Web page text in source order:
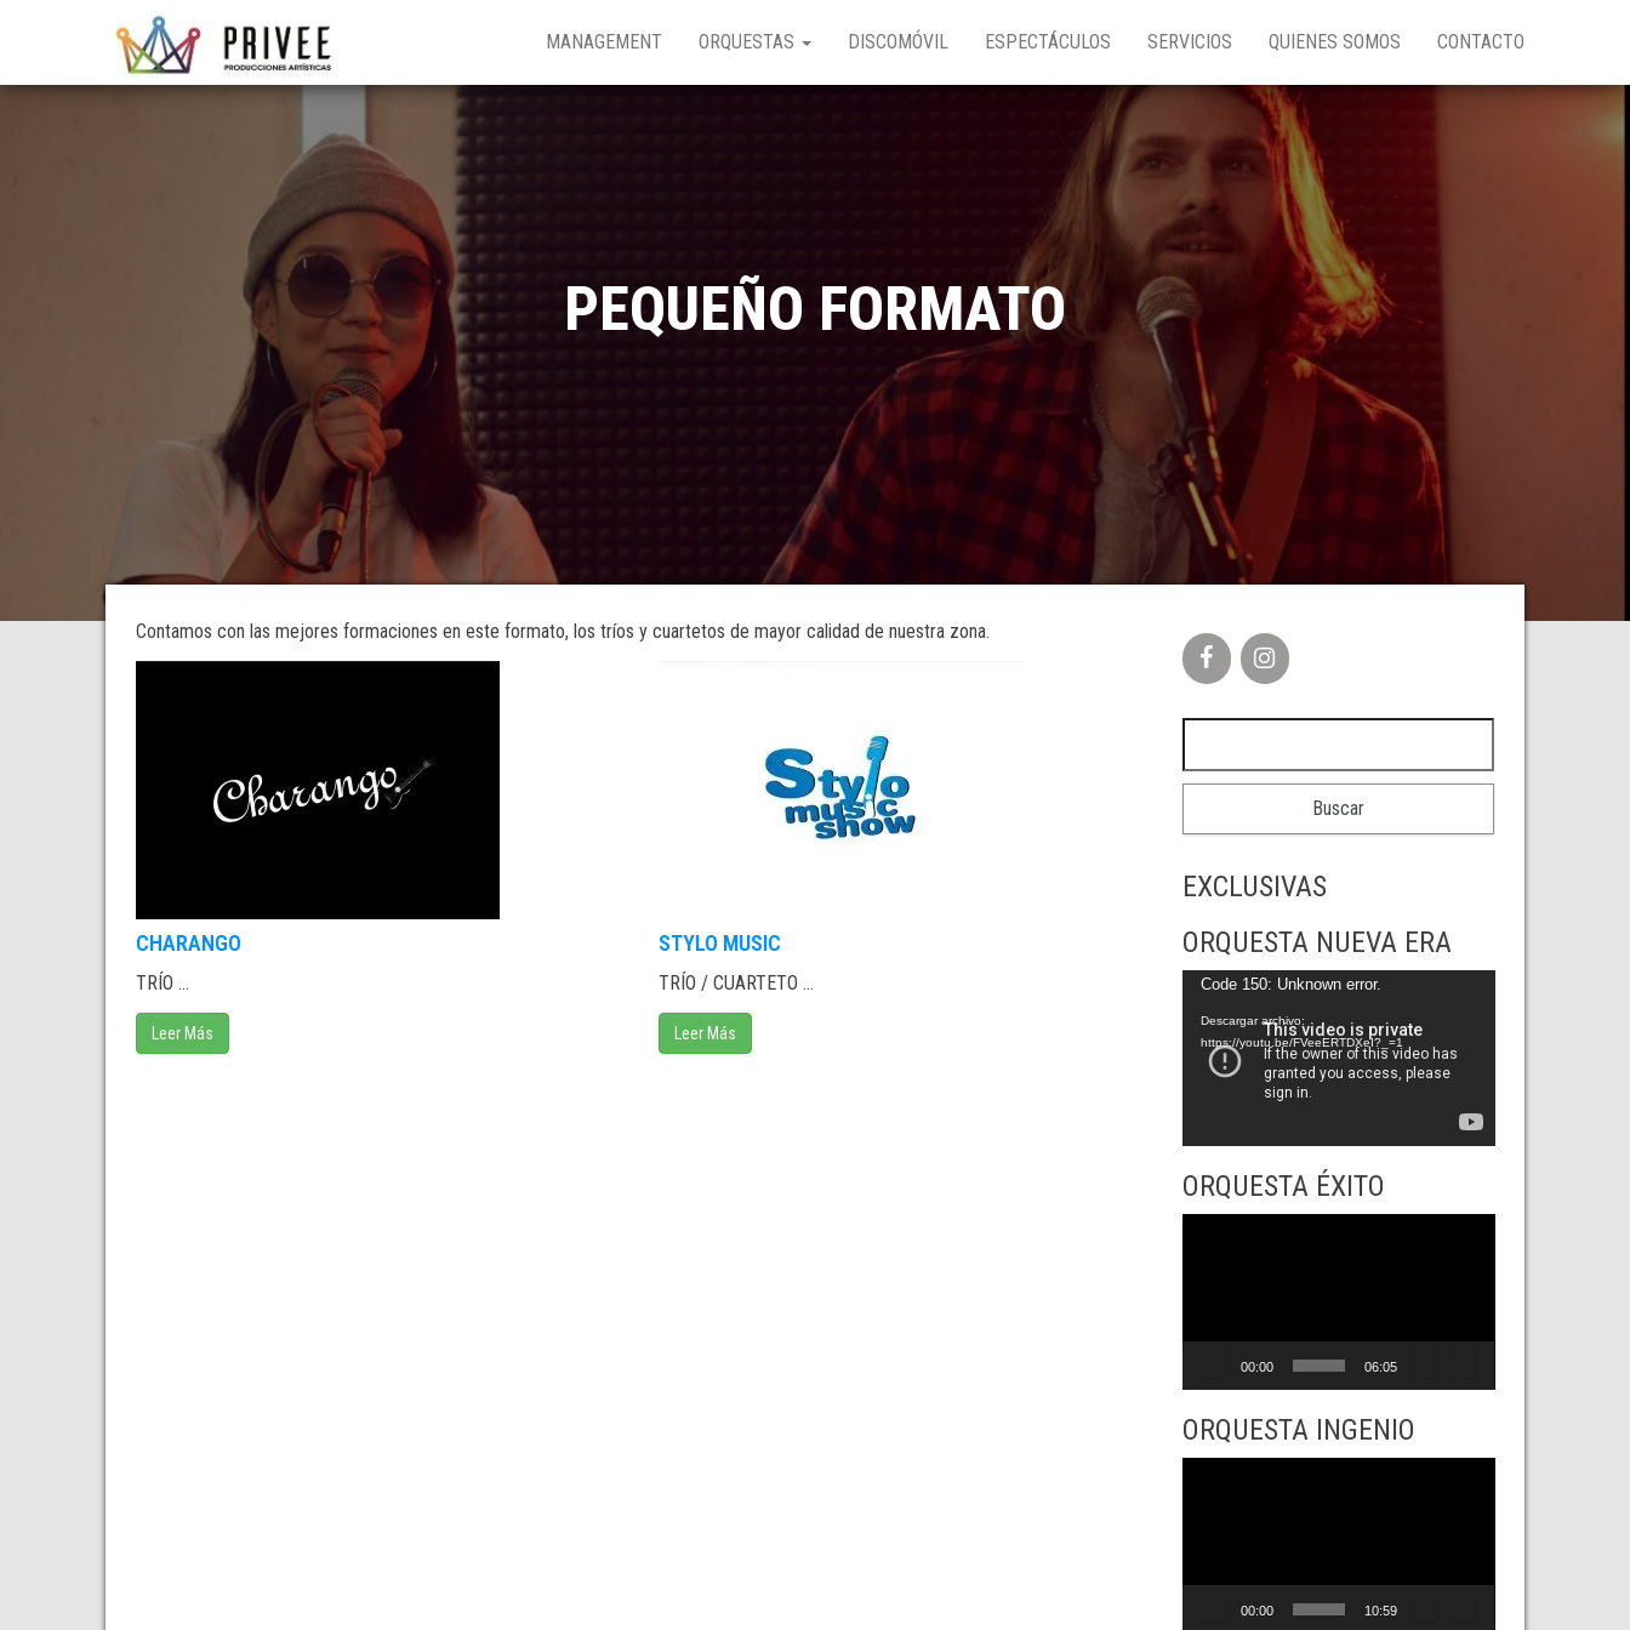
MANAGEMENT ORQUESTAS DISCOMÓVIL ESPECTÁCULOS SERVICIOS QUIENES SOMOS CONTACTO
PEQUEÑO FORMATO
Contamos con las mejores formaciones en este formato, los tríos y cuartetos de mayor calidad de nuestra zona.
CHARANGO
TRÍO ...
Leer Más
STYLO MUSIC
TRÍO / CUARTETO ...
Leer Más
EXCLUSIVAS
ORQUESTA NUEVA ERA
Reproductor
vídeo
Code 150: Unknown error.
Descargar archivo:
https://youtu.be/FVeeERTDXeI?_=1
ORQUESTA ÉXITO
00:00 06:05
ORQUESTA INGENIO
00:00 10:59